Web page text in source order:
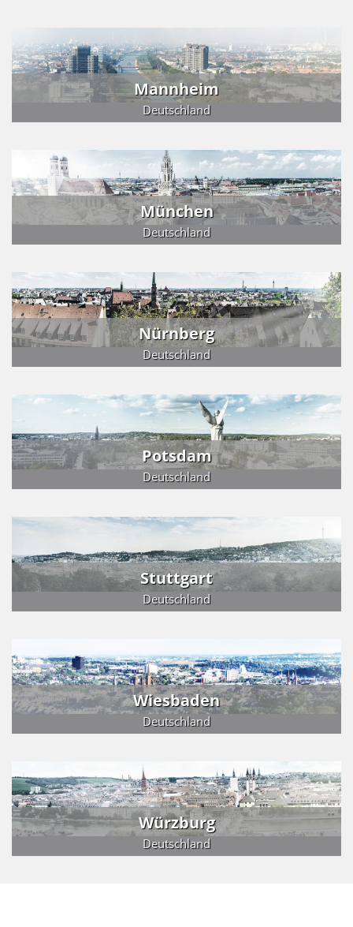
Mannheim
Deutschland
München
Deutschland
Nürnberg
Deutschland
Potsdam
Deutschland
Stuttgart
Deutschland
Wiesbaden
Deutschland
Würzburg
Deutschland